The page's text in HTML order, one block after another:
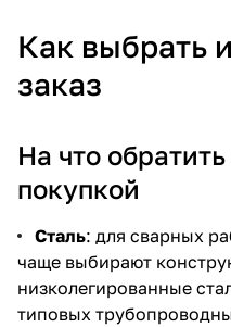
Как выбрать
заказ
На что
покупкой
Сталь: для сварных
чаще выбирают
низколегированные
типовых